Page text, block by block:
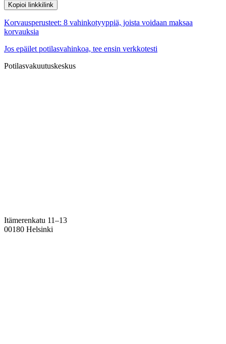
Kopioi linkkilink
Korvausperusteet: 8 vahinkotyyppiä, joista voidaan maksaa
korvauksia
Jos epäilet potilasvahinkoa, tee ensin verkkotesti
Potilasvakuutuskeskus
Itämerenkatu 11–13
00180 Helsinki